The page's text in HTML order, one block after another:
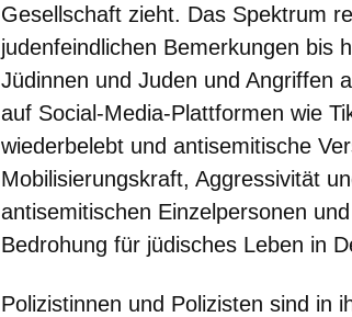
Gesellschaft zieht. Das Spektrum
judenfeindlichen Bemerkungen bis
Jüdinnen und Juden und Angriffen
auf Social-Media-Plattformen wie
wiederbelebt und antisemitische
Mobilisierungskraft, Aggressivität
antisemitischen Einzelpersonen
Bedrohung für jüdisches Leben in
Polizistinnen und Polizisten sind in